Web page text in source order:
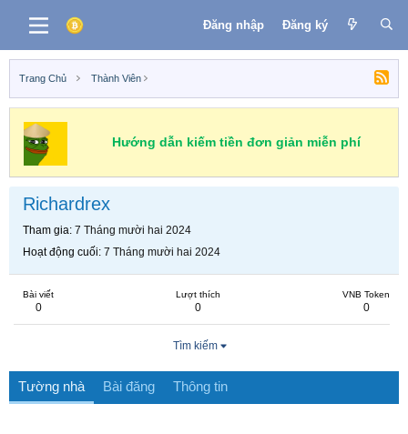
Đăng nhập Đăng ký
Trang Chủ Thành Viên
Hướng dẫn kiếm tiền đơn giản miễn phí
Richardrex
Tham gia 7 Tháng mười hai 2024
Hoạt động cuối 7 Tháng mười hai 2024
Bài viết
0
Lượt thích
0
VNB Token
0
Tìm kiếm
Tường nhà Bài đăng Thông tin